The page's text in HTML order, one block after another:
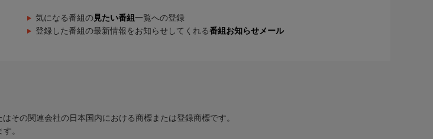
気になる番組の 見たい番組 一覧への登録
登録した番組の最新情報をお知らせしてくれる番組お知らせメール
その関連会社の日本国内における商標または登録商標です。
。